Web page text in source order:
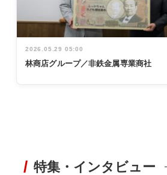
2026.05.29 05:00
林商店グループ／非鉄金属専業商社
特集・インタビュー